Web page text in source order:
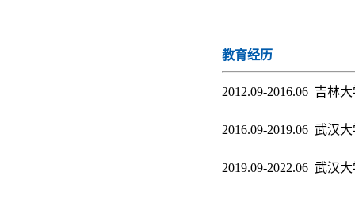
教育经历
2012.09-2016.06 吉林
2016.09-2019.06 武汉
2019.09-2022.06 武汉